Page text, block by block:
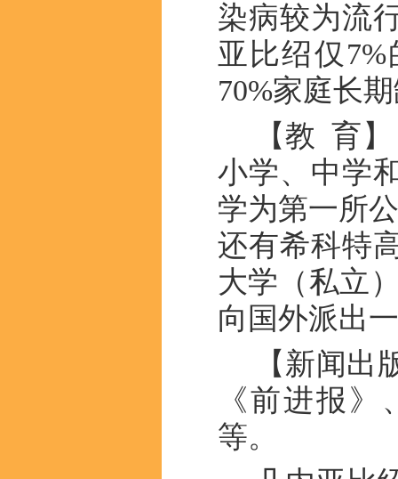
染病较为流
亚比绍仅
70%家庭长
【教 育
小学、中学
学为第一所
还有希科特
大学（私立
向国外派出
【新闻
《前进报
等。